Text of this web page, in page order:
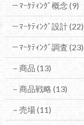
－ﾏｰｹﾃｨﾝｸﾞ概念 (9)
－ﾏｰｹﾃｨﾝｸﾞ設計(22)
－ﾏｰｹﾃｨﾝｸﾞ調査 (23)
－商品 (13)
－商品戦略 (13)
－売場(11)